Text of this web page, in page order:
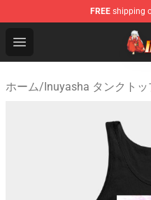
FREE shipping
Open menu
Inuyasha Store -
ホーム/Inuyasha タンクトッ